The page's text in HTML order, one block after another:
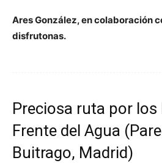
Ares González, en colaboración
disfrutonas.
Preciosa ruta por los
Frente del Agua
Buitrago, Madrid)